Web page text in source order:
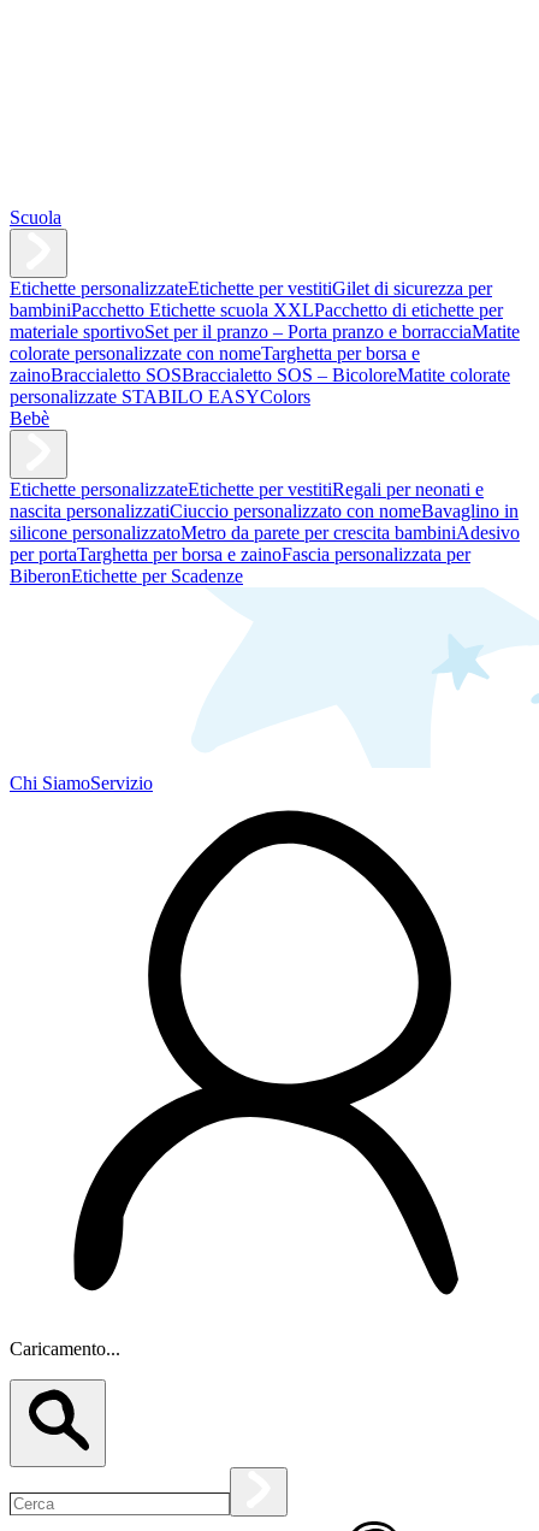
Scuola
Etichette personalizzateEtichette per vestitiGilet di sicurezza per
bambiniPacchetto Etichette scuola XXLPacchetto di etichette per
materiale sportivoSet per il pranzo – Porta pranzo e borracciaMatite
colorate personalizzate con nomeTarghetta per borsa e
zainoBraccialetto SOSBraccialetto SOS – BicoloreMatite colorate
personalizzate STABILO EASYColors
Bebè
Etichette personalizzateEtichette per vestitiRegali per neonati e
nascita personalizzatiCiuccio personalizzato con nomeBavaglino in
silicone personalizzatoMetro da parete per crescita bambiniAdesivo
per portaTarghetta per borsa e zainoFascia personalizzata per
BiberonEtichette per Scadenze
Chi SiamoServizio
Caricamento...